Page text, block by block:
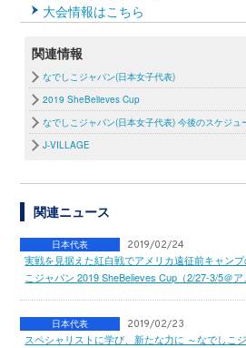
大会情報はこちら
関連情報
なでしこジャパン(日本女子代表)
2019 SheBelieves Cup
なでしこジャパン(日本女子代表) 今後のスケジュ
J-VILLAGE
関連ニュース
日本代表 2019/02/24
実戦を見据えた紅白戦でアメリカ遠征前キャン
こジャパン 2019 SheBelieves Cup（2/27-3/5＠
日本代表 2019/02/23
スペシャリストに学び、新たな力に ～なでしこ